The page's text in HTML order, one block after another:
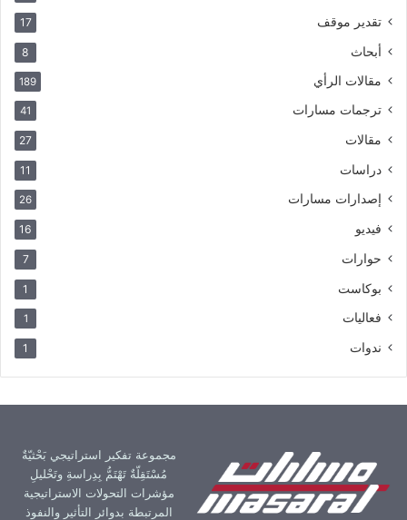
تقدير موقف 17
أبحاث 8
مقالات الرأي 189
ترجمات مسارات 41
مقالات 27
دراسات 11
إصدارات مسارات 26
فيديو 16
حوارات 7
بوكاست 1
فعاليات 1
ندوات 1
مجموعة تفكير استراتيجي بَحْثيّةٌ
مُسْتَقِلّةٌ تَهْتَمُّ بِدِراسةِ وتَحْليلِ
مؤشرات التحولات الاستراتيجية
المرتبطة بدوائر التأثير والنفوذ